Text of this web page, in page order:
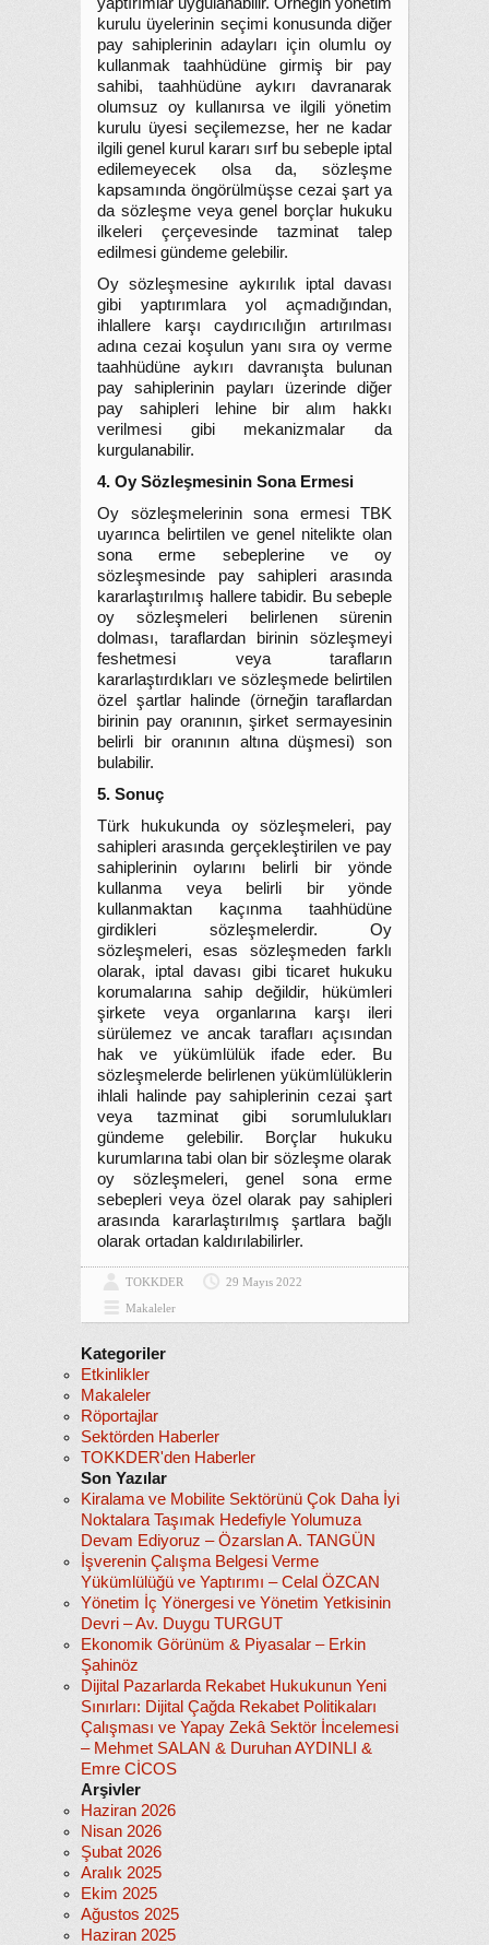
kurulu üyelerinin seçimi konusunda diğer
pay sahiplerinin adayları için olumlu oy
kullanmak taahhüdüne girmiş bir pay
sahibi, taahhüdüne aykırı davranarak
olumsuz oy kullanırsa ve ilgili yönetim
kurulu üyesi seçilemezse, her ne kadar
ilgili genel kurul kararı sırf bu sebeple iptal
edilemeyecek olsa da, sözleşme
kapsamında öngörülmüşse cezai şart ya
da sözleşme veya genel borçlar hukuku
ilkeleri çerçevesinde tazminat talep
edilmesi gündeme gelebilir.
Oy sözleşmesine aykırılık iptal davası
gibi yaptırımlara yol açmadığından,
ihlallere karşı caydırıcılığın artırılması
adına cezai koşulun yanı sıra oy verme
taahhüdüne aykırı davranışta bulunan
pay sahiplerinin payları üzerinde diğer
pay sahipleri lehine bir alım hakkı
verilmesi gibi mekanizmalar da
kurgulanabilir.
4. Oy Sözleşmesinin Sona Ermesi
Oy sözleşmelerinin sona ermesi TBK
uyarınca belirtilen ve genel nitelikte olan
sona erme sebeplerine ve oy
sözleşmesinde pay sahipleri arasında
kararlaştırılmış hallere tabidir. Bu sebeple
oy sözleşmeleri belirlenen sürenin
dolması, taraflardan birinin sözleşmeyi
feshetmesi veya tarafların
kararlaştırdıkları ve sözleşmede belirtilen
özel şartlar halinde (örneğin taraflardan
birinin pay oranının, şirket sermayesinin
belirli bir oranının altına düşmesi) son
bulabilir.
5. Sonuç
Türk hukukunda oy sözleşmeleri, pay
sahipleri arasında gerçekleştirilen ve pay
sahiplerinin oylarını belirli bir yönde
kullanma veya belirli bir yönde
kullanmaktan kaçınma taahhüdüne
girdikleri sözleşmelerdir. Oy
sözleşmeleri, esas sözleşmeden farklı
olarak, iptal davası gibi ticaret hukuku
korumalarına sahip değildir, hükümleri
şirkete veya organlarına karşı ileri
sürülemez ve ancak tarafları açısından
hak ve yükümlülük ifade eder. Bu
sözleşmelerde belirlenen yükümlülüklerin
ihlali halinde pay sahiplerinin cezai şart
veya tazminat gibi sorumlulukları
gündeme gelebilir. Borçlar hukuku
kurumlarına tabi olan bir sözleşme olarak
oy sözleşmeleri, genel sona erme
sebepleri veya özel olarak pay sahipleri
arasında kararlaştırılmış şartlara bağlı
olarak ortadan kaldırılabilirler.
TOKKDER
29 Mayıs 2022
Makaleler
Kategoriler
Etkinlikler
Makaleler
Röportajlar
Sektörden Haberler
TOKKDER'den Haberler
Son Yazılar
Kiralama ve Mobilite Sektörünü Çok Daha İyi
Noktalara Taşımak Hedefiyle Yolumuza
Devam Ediyoruz – Özarslan A. TANGÜN
İşverenin Çalışma Belgesi Verme
Yükümlülüğü ve Yaptırımı – Celal ÖZCAN
Yönetim İç Yönergesi ve Yönetim Yetkisinin
Devri – Av. Duygu TURGUT
Ekonomik Görünüm & Piyasalar – Erkin
Şahinöz
Dijital Pazarlarda Rekabet Hukukunun Yeni
Sınırları: Dijital Çağda Rekabet Politikaları
Çalışması ve Yapay Zekâ Sektör İncelemesi
– Mehmet SALAN & Duruhan AYDINLI &
Emre CİCOS
Arşivler
Haziran 2026
Nisan 2026
Şubat 2026
Aralık 2025
Ekim 2025
Ağustos 2025
Haziran 2025